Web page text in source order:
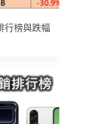
行榜與跌幅